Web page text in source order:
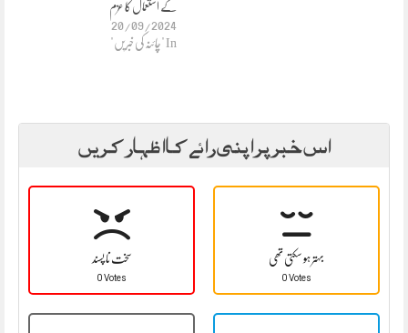
کے استعمال کا عزم
20/09/2024
In "چائنہ کی خبریں"
اس خبر پر اپنی رائے کا اظہار کریں
سخت نا پسند
0 Votes
بہتر ہو سکتی تھی
0 Votes